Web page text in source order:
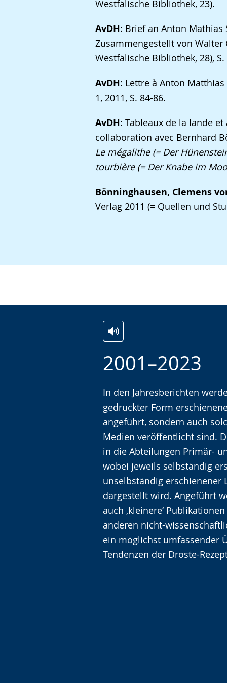
Westfälische Bibliothek, 23).
AvDH: Brief an Anton Mathias
Zusammengestellt von Walter
Westfälische Bibliothek, 28), S.
AvDH: Lettre à Anton
1, 2011, S. 84-86.
AvDH: Tableaux de la lande
collaboration avec Bernhard
Le mégalithe (= Der
tourbière (= Der Knabe im
Bönninghausen, Clemens
Verlag 2011 (= Quellen und
Gebärdensprache
angezeigt.
2001–2023
In den Jahresberichten
gedruckter Form
angeführt, sondern auch
Medien veröffentlicht sind.
in die Abteilungen Primär-
wobei jeweils selbständig
unselbständig erschienener
dargestellt wird. Angeführt
auch ‚kleinere‘
anderen nicht-
ein möglichst umfassender
Tendenzen der Droste-
u
L
e
i
c
h
t
e
n
S
p
r
a
k
i
v
i
e
r
e
A
u
d
i
o
-
i
V
i
d
e
o
i
n
D
e
u
t
s